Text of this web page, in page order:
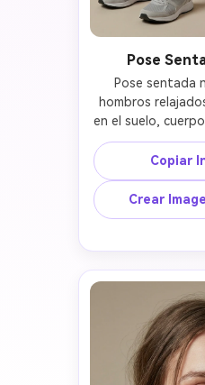
Pose
Pose sentada
hombros
en el suelo,
postura
preservando la
Copiar
Crear